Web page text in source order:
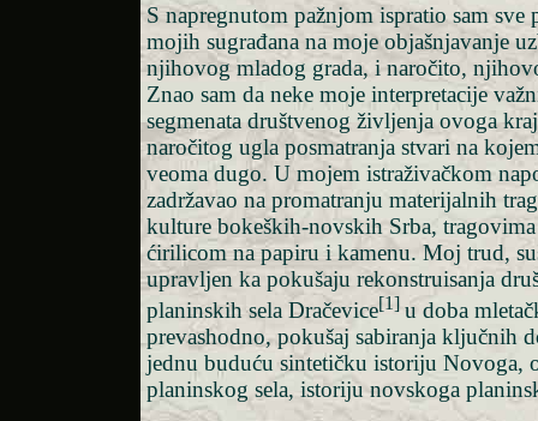
S napregnutom pažnjom ispratio sam sve
mojih sugrađana na moje objašnjavanje
njihovog mladog grada, i naročito,
Znao sam da neke moje interpretacije
segmenata društvenog življenja ovoga
naročitog ugla posmatranja stvari na
veoma dugo. U mojem istraživačkom
zadržavao na promatranju materijalnih
kulture bokeških-novskih Srba,
ćirilicom na papiru i kamenu. Moj trud,
upravljen ka pokušaju rekonstruisanja
planinskih sela Dračevice[1] u doba
prevashodno, pokušaj sabiranja ključnih
jednu buduću sintetičku istoriju Novoga,
planinskog sela, istoriju novskoga